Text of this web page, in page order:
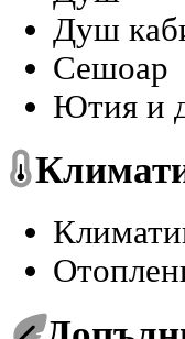
Душ
Сешоар
Ютия и